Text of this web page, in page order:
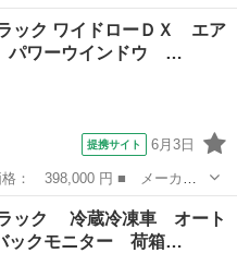
■ グレード名： ＤＸ 低
Ｃ ドライブレコ－ダー エ
ック ワイドローＤＸ エア
ワーウインドウ …
提携サイト 6月3日
ック ■ グレード名： ワイ
ーウインドウ エアバック
ラック 冷蔵冷凍車 オート
クモニター 荷箱…